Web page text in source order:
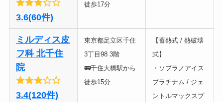
3.6(60件)
徒歩17分
ミルディス皮
フ科 北千住
院
3.4(120件)
東京都足立区千住
3丁目98 3階
🚃千住大橋駅から
徒歩15分
【蓄熱式 / 熱破壊
式】
・ソプラノアイス
プラチナム / ジェ
ントルマックスプ